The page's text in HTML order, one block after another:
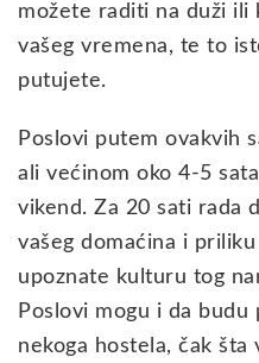
možete raditi na duži ili
vašeg vremena, te to
putujete.
Poslovi putem ovakvih
ali većinom oko 4-5
vikend. Za 20 sati rada
vašeg domaćina i
upoznate kulturu tog
Poslovi mogu i da
nekoga hostela, čak